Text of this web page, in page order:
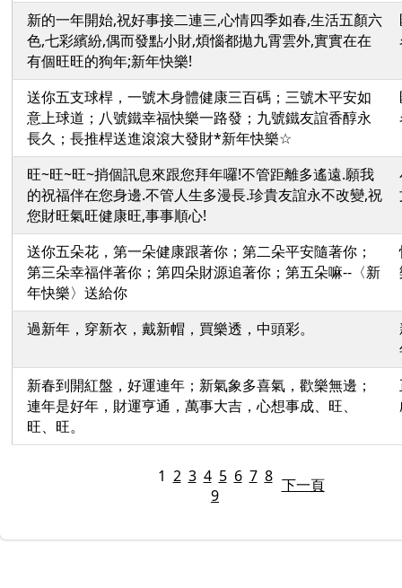
新的一年開始,祝好事接二連三,心情四季如春,生活五顏六
色,七彩繽紛,偶而發點小財,煩惱都拋九霄雲外,實實在在
有個旺旺的狗年;新年快樂!
送你五支球桿，一號木身體健康三百碼；三號木平安如
意上球道；八號鐵幸福快樂一路發；九號鐵友誼香醇永
長久；長推桿送進滾滾大發財*新年快樂☆
旺~旺~旺~捎個訊息來跟您拜年囉!不管距離多遙遠.願我
的祝福伴在您身邊.不管人生多漫長.珍貴友誼永不改變,祝
您財旺氣旺健康旺,事事順心!
送你五朵花，第一朵健康跟著你；第二朵平安隨著你；
第三朵幸福伴著你；第四朵財源追著你；第五朵嘛--〈新
年快樂〉送給你
過新年，穿新衣，戴新帽，買樂透，中頭彩。
新春到開紅盤，好運連年；新氣象多喜氣，歡樂無邊；
連年是好年，財運亨通，萬事大吉，心想事成、旺、
旺、旺。
1 2 3 4 5 6 7 8
9
下一頁